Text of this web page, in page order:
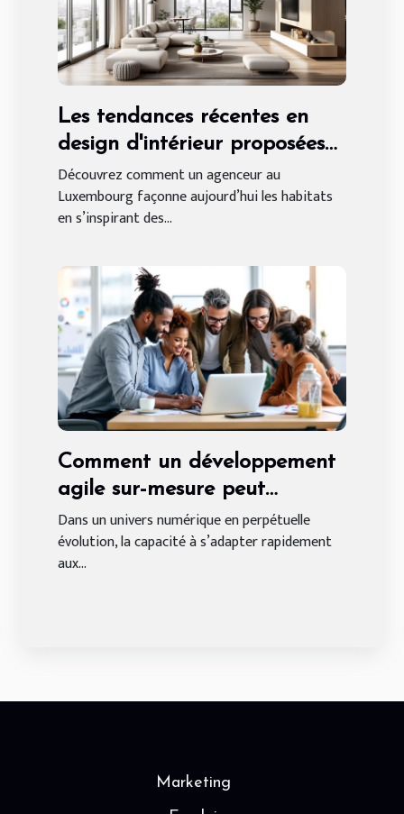
Les tendances récentes en
design d'intérieur proposées
par un agenceur au
Luxembourg
Découvrez comment un agenceur au
Luxembourg façonne aujourd’hui les habitats
en s’inspirant des...
Comment un développement
agile sur-mesure peut
transformer votre entreprise ?
Dans un univers numérique en perpétuelle
évolution, la capacité à s’adapter rapidement
aux...
Marketing